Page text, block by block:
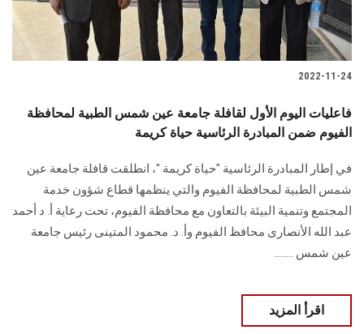
2022-11-24
فاعليات اليوم الأول لقافلة جامعة عين شمس الطبية لمحافظة
الفيوم ضمن المبادرة الرئاسية حياة كريمة
في إطار المبادرة الرئاسية "حياة كريمة "، انطلقت قافلة جامعة عين
شمس الطبية لمحافظة الفيوم والتي ينظمها قطاع شؤون خدمة
المجتمع وتنمية البيئة بالتعاون مع محافظة الفيوم، تحت رعاية أ. د أحمد
عبد الله الأنصارى محافظ الفيوم وأ. د. محمود المتينى رئيس جامعة
عين شمس ........
اقرأ المزيد